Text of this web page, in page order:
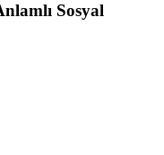
Sosyal